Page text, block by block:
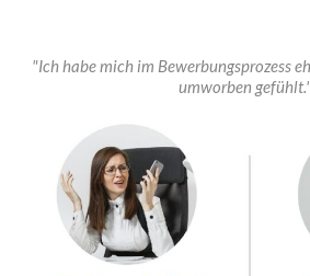
"Ich habe mich im Bewerbungsprozess
umworben